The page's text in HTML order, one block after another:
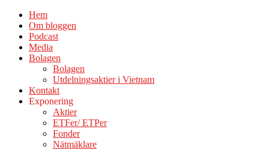
Hem
Om bloggen
Podcast
Media
Bolagen
Bolagen
Utdelningsaktier i Vietnam
Kontakt
Exponering
Aktier
ETFer/ ETPer
Fonder
Nätmäklare